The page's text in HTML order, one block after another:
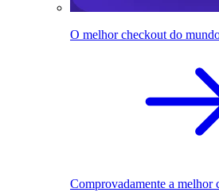
O melhor checkout do
Comprovadamente a melhor